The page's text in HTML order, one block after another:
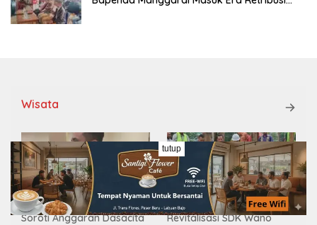
Wisata
Soroti Anggaran Dasacita
Revitalisasi SDK Wano
tutup